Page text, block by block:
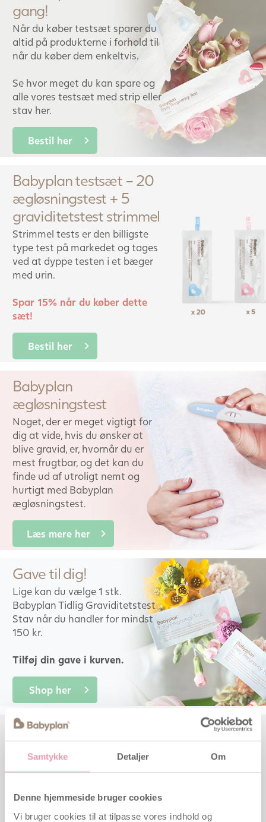
Samtykke Detaljer Om
Denne hjemmeside bruger cookies
Vi bruger cookies til at tilpasse vores indhold og
gang!
Når du køber testsæt sparer du
altid på produkterne i forhold til
når du køber dem enkeltvis.
Se hvor meget du kan spare og
alle vores testsæt med strip eller
stav her.
Bestil her
Babyplan testsæt – 20
ægløsningstest + 5
graviditetstest strimmel
Strimmel tests er den billigste
type test på markedet og tages
ved at dyppe testen i et bæger
med urin.
Spar 15% når du køber dette
sæt!
Bestil her
Babyplan
ægløsningstest
Noget, der er meget vigtigt for
dig at vide, hvis du ønsker at
blive gravid, er, hvornår du er
mest frugtbar, og det kan du
finde ud af utroligt nemt og
hurtigt med Babyplan
ægløsningstest.
Læs mere her
Gave til dig!
Lige kan du vælge 1 stk.
Babyplan Tidlig Graviditetstest
Stav når du handler for mindst
150 kr.
Tilføj din gave i kurven.
Shop her
Har du husket folsyre?
400 mikrogram folsyre dagligt
fra cirka tre måneder før
den.